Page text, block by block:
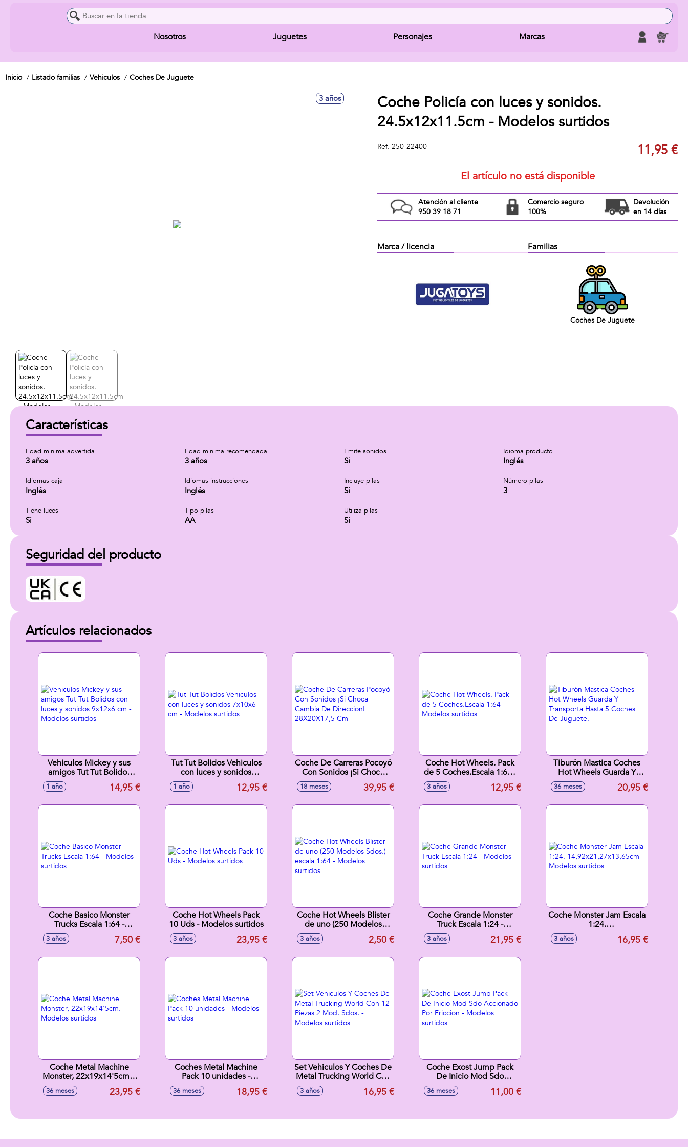
Nosotros Juguetes Personajes Marcas
Inicio Listado familias Vehiculos Coches De Juguete
3 años
Coche Policía con luces y sonidos.
24.5x12x11.5cm - Modelos surtidos
Ref. 250-22400 11,95 €
El artículo no está disponible
Atención al cliente
950 39 18 71
Comercio seguro
100%
Devolución
en 14 días
Marca / licencia Familias
Coches De Juguete
Características
Edad minima advertida
3 años
Edad minima recomendada
3 años
Emite sonidos
Si
Idioma producto
Inglés
Idiomas caja
Inglés
Idiomas instrucciones
Inglés
Incluye pilas
Si
Número pilas
3
Tiene luces
Si
Tipo pilas
AA
Utiliza pilas
Si
Seguridad del producto
Artículos relacionados
Vehiculos Mickey y sus
amigos Tut Tut Bolidos
con luces y sonidos
9x12x6 cm - Modelos
1 año 14,95 €
Tut Tut Bolidos Vehiculos
con luces y sonidos
7x10x6 cm - Modelos
1 año 12,95 €
Coche De Carreras Pocoyó
Con Sonidos ¡Si Choca
Cambia De Direccion!
28X20X17,5 Cm
18 meses 39,95 €
Coche Hot Wheels. Pack
de 5 Coches.Escala 1:64 -
Modelos surtidos
3 años 12,95 €
Tiburón Mastica Coches
Hot Wheels Guarda Y
Transporta Hasta 5 Coches
De Juguete.
36 meses 20,95 €
Coche Basico Monster
Trucks Escala 1:64 -
Modelos surtidos
3 años 7,50 €
Coche Hot Wheels Pack
10 Uds - Modelos surtidos
3 años 23,95 €
Coche Hot Wheels Blister
de uno (250 Modelos
Sdos.) escala 1:64 -
Modelos surtidos
3 años 2,50 €
Coche Grande Monster
Truck Escala 1:24 -
Modelos surtidos
3 años 21,95 €
Coche Monster Jam Escala
1:24.
14,92x21,27x13,65cm -
Modelos surtidos
3 años 16,95 €
Coche Metal Machine
Monster, 22x19x14'5cm. -
Modelos surtidos
36 meses 23,95 €
Coches Metal Machine
Pack 10 unidades -
Modelos surtidos
36 meses 18,95 €
Set Vehiculos Y Coches De
Metal Trucking World Con
12 Piezas 2 Mod. Sdos. -
Modelos surtidos
3 años 16,95 €
Coche Exost Jump Pack
De Inicio Mod Sdo
Accionado Por Friccion -
Modelos surtidos
36 meses 11,00 €